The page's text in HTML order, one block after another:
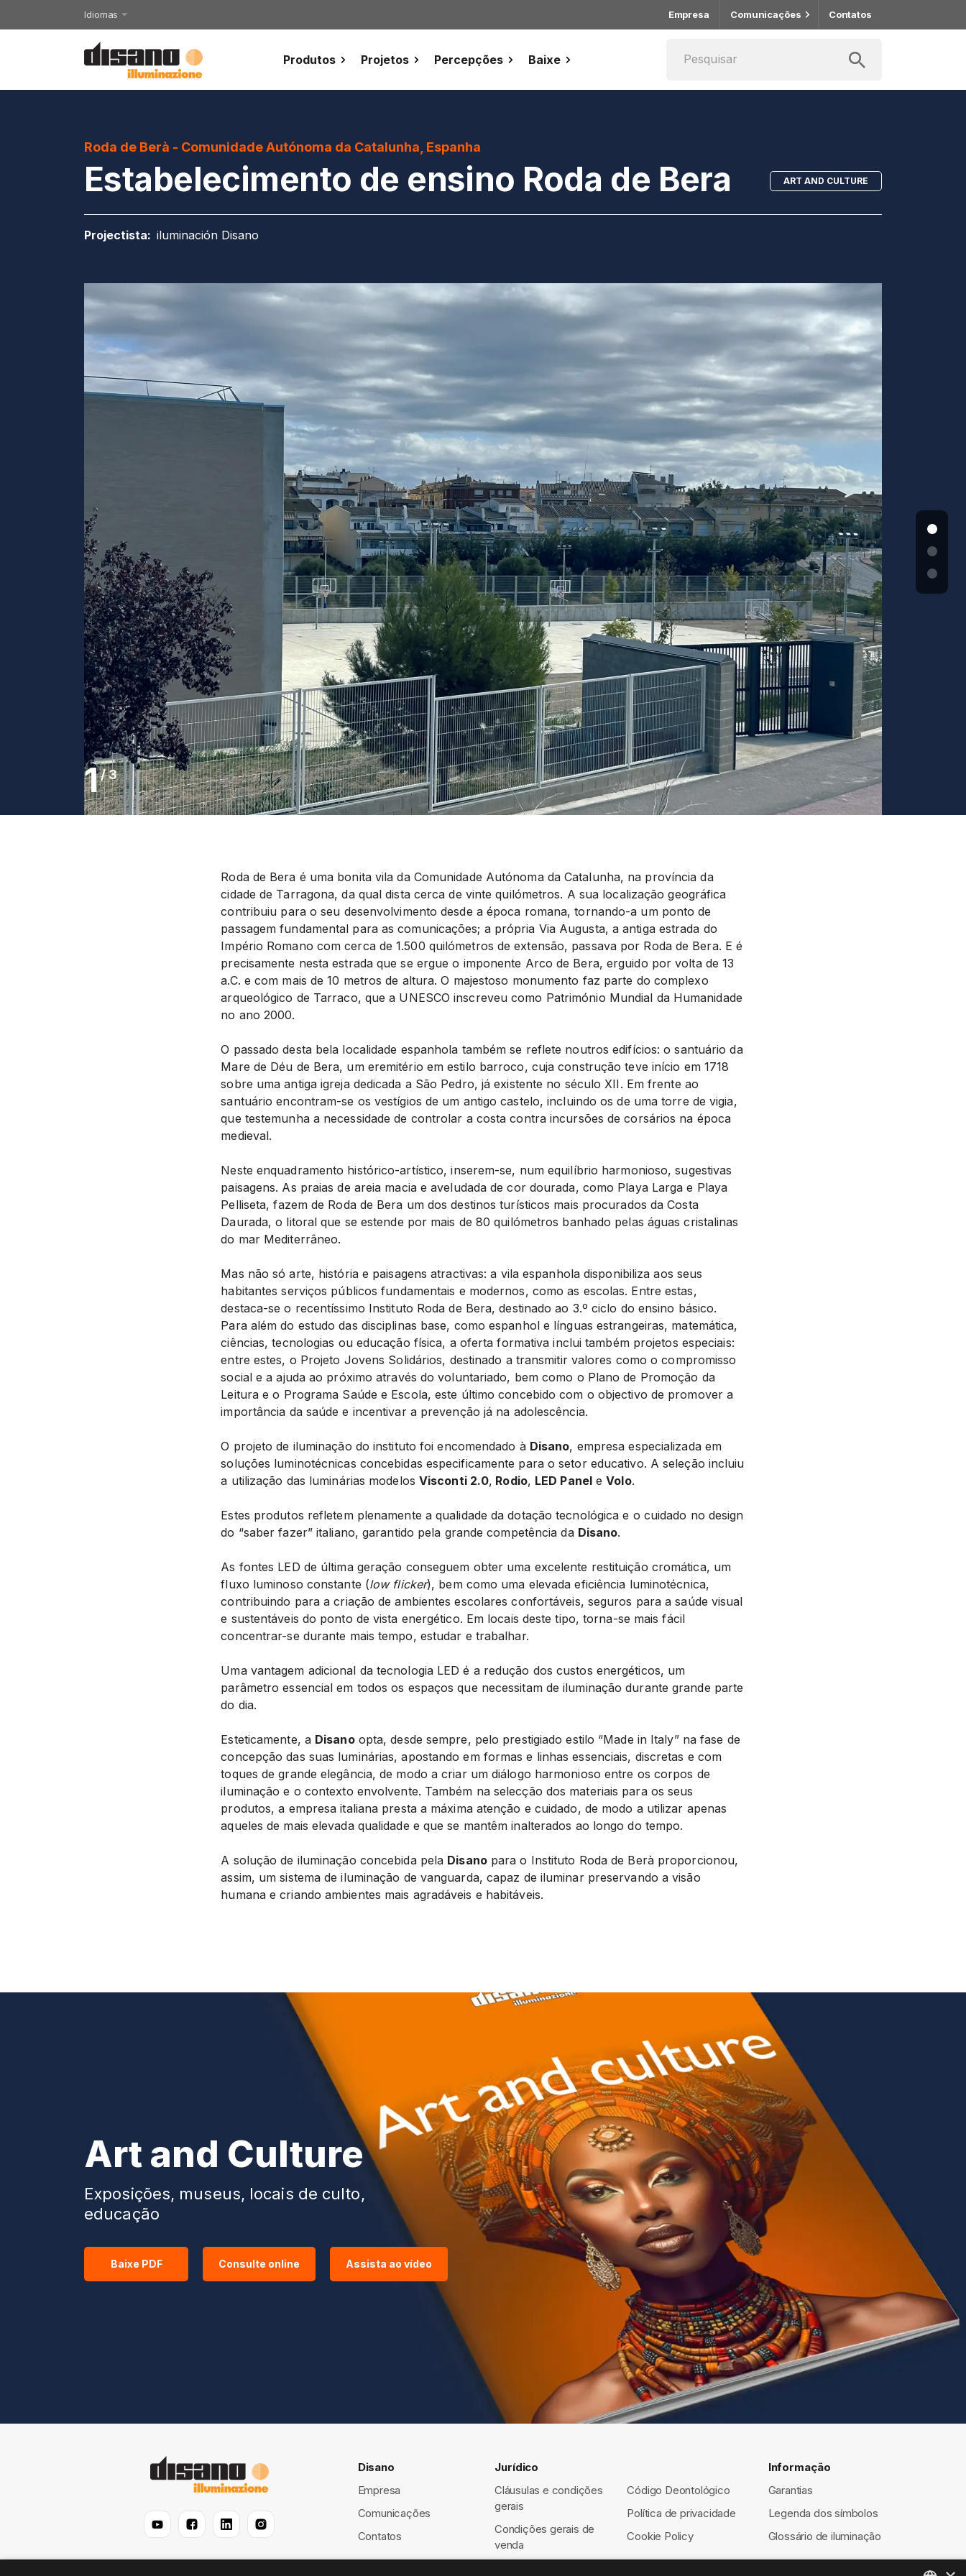
Idiomas Empresa Comunicações Contatos
Produtos Projetos Percepções Baixe
Roda de Berà - Comunidade Autónoma da Catalunha, Espanha
Estabelecimento de ensino Roda de Bera ART AND CULTURE
Projectista: iluminación Disano
1/3
Roda de Bera é uma bonita vila da Comunidade Autónoma da Catalunha, na província da
cidade de Tarragona, da qual dista cerca de vinte quilómetros. A sua localização geográfica
contribuiu para o seu desenvolvimento desde a época romana, tornando-a um ponto de
passagem fundamental para as comunicações; a própria Via Augusta, a antiga estrada do
Império Romano com cerca de 1.500 quilómetros de extensão, passava por Roda de Bera. E é
precisamente nesta estrada que se ergue o imponente Arco de Bera, erguido por volta de 13
a.C. e com mais de 10 metros de altura. O majestoso monumento faz parte do complexo
arqueológico de Tarraco, que a UNESCO inscreveu como Património Mundial da Humanidade
no ano 2000.
O passado desta bela localidade espanhola também se reflete noutros edifícios: o santuário da
Mare de Déu de Bera, um eremitério em estilo barroco, cuja construção teve início em 1718
sobre uma antiga igreja dedicada a São Pedro, já existente no século XII. Em frente ao
santuário encontram-se os vestígios de um antigo castelo, incluindo os de uma torre de vigia,
que testemunha a necessidade de controlar a costa contra incursões de corsários na época
medieval.
Neste enquadramento histórico-artístico, inserem-se, num equilíbrio harmonioso, sugestivas
paisagens. As praias de areia macia e aveludada de cor dourada, como Playa Larga e Playa
Pelliseta, fazem de Roda de Bera um dos destinos turísticos mais procurados da Costa
Daurada, o litoral que se estende por mais de 80 quilómetros banhado pelas águas cristalinas
do mar Mediterrâneo.
Mas não só arte, história e paisagens atractivas: a vila espanhola disponibiliza aos seus
habitantes serviços públicos fundamentais e modernos, como as escolas. Entre estas,
destaca-se o recentíssimo Instituto Roda de Bera, destinado ao 3.º ciclo do ensino básico.
Para além do estudo das disciplinas base, como espanhol e línguas estrangeiras, matemática,
ciências, tecnologias ou educação física, a oferta formativa inclui também projetos especiais:
entre estes, o Projeto Jovens Solidários, destinado a transmitir valores como o compromisso
social e a ajuda ao próximo através do voluntariado, bem como o Plano de Promoção da
Leitura e o Programa Saúde e Escola, este último concebido com o objectivo de promover a
importância da saúde e incentivar a prevenção já na adolescência.
O projeto de iluminação do instituto foi encomendado à Disano, empresa especializada em
soluções luminotécnicas concebidas especificamente para o setor educativo. A seleção incluiu
a utilização das luminárias modelos Visconti 2.0, Rodio, LED PaneleVolo.
Estes produtos refletem plenamente a qualidade da dotação tecnológica e o cuidado no design
do “saber fazer” italiano, garantido pela grande competência da Disano.
As fontes LED de última geração conseguem obter uma excelente restituição cromática, um
fluxo luminoso constante (low flicker), bem como uma elevada eficiência luminotécnica,
contribuindo para a criação de ambientes escolares confortáveis, seguros para a saúde visual
e sustentáveis do ponto de vista energético. Em locais deste tipo, torna-se mais fácil
concentrar-se durante mais tempo, estudar e trabalhar.
Uma vantagem adicional da tecnologia LED é a redução dos custos energéticos, um
parâmetro essencial em todos os espaços que necessitam de iluminação durante grande parte
do dia.
Esteticamente, a Disanoopta, desde sempre, pelo prestigiado estilo “Made in Italy” na fase de
concepção das suas luminárias, apostando em formas e linhas essenciais, discretas e com
toques de grande elegância, de modo a criar um diálogo harmonioso entre os corpos de
iluminação e o contexto envolvente. Também na selecção dos materiais para os seus
produtos, a empresa italiana presta a máxima atenção e cuidado, de modo a utilizar apenas
aqueles de mais elevada qualidade e que se mantêm inalterados ao longo do tempo.
A solução de iluminação concebida pela Disanopara o Instituto Roda de Berà proporcionou,
assim, um sistema de iluminação de vanguarda, capaz de iluminar preservando a visão
humana e criando ambientes mais agradáveis e habitáveis.
Art and Culture
Exposições, museus, locais de culto,
educação
Baixe PDF Consulte online Assista ao vídeo
Disano
Empresa
Comunicações
Contatos
Jurídico
Cláusulas e condições
gerais
Condições gerais de
venda
Código Deontológico
Política de privacidade
Cookie Policy
Informação
Garantias
Legenda dos símbolos
Glossário de iluminação